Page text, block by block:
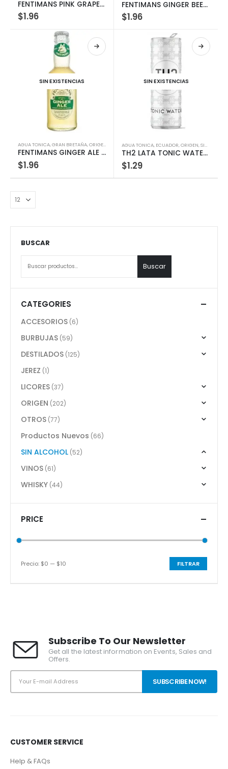
FENTIMANS PINK GRAPEFRUIT 200ML
$1.96
FENTIMANS GINGER BEER 200ML
$1.96
SIN EXISTENCIAS
AGUA TONICA,GRAN BRETAÑA,ORIGEN SIN ALCOHOL
FENTIMANS GINGER ALE 200ML
$1.96
SIN EXISTENCIAS
AGUA TONICA, ECUADOR,ORIGEN,SIN ALCOHOL
TH2 LATA TONIC WATER COOL 330 ML
$1.29
BUSCAR
Buscar
CATEGORIES
ACCESORIOS (6)
BURBUJAS (59)
DESTILADOS (125)
JEREZ (1)
LICORES (37)
ORIGEN (202)
OTROS (77)
Productos Nuevos (66)
SIN ALCOHOL (52)
VINOS (61)
WHISKY (44)
PRICE
Precio
Precio
FILTRAR
Precio: $0 — $10
Subscribe To Our Newsletter
Get all the latest information on Events, Sales and
Offers.
CUSTOMER SERVICE
Help & FAQs